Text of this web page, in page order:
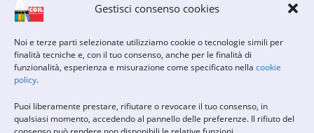
Gestisci consenso cookies
Noi e terze parti selezionate utilizziamo cookie o tecnologie simili per
finalità tecniche e, con il tuo consenso, anche per le finalità di
funzionalità, esperienza e misurazione come specificato nella cookie
policy.
Puoi liberamente prestare, rifiutare o revocare il tuo consenso, in
qualsiasi momento, accedendo al pannello delle preferenze. Il rifiuto del
5
FIOM C.R.D.A.
CARTACEO
6
FIOM S.MARCO
CARTACEO
7
FIOM C.R.D.A.
CARTACEO
FIOM S.MARCO
CARTACEO